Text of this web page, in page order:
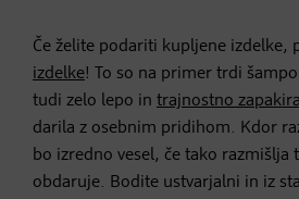
Če želite podariti kupljene izdelke,
izdelke! To so na primer trdi
tudi zelo lepo in trajnostno
darila z osebnim pridihom. Kdor
bo izredno vesel, če tako razmišlja
obdaruje. Bodite ustvarjalni in iz